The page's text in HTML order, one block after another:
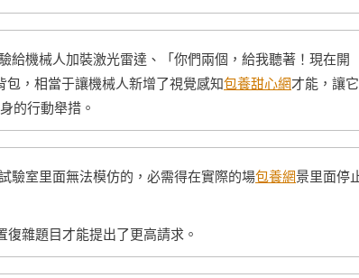
給機械人加裝激光雷達、「你們兩個，給我聽著！現在開
包，相當于讓機械人新增了視覺感知包養甜心網才能，讓
的行動舉措。
驗室里面無法模仿的，必需得在實際的場包養網景里面停
雜題目才能提出了更高請求。